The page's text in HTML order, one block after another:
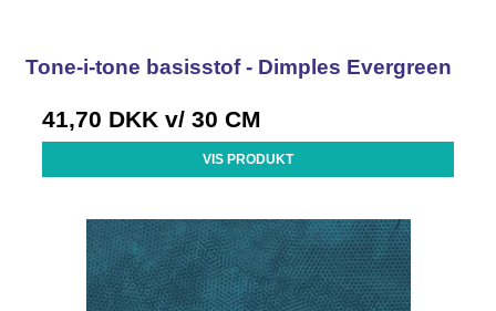
Tone-i-tone basisstof - Dimples Evergreen
41,70 DKK v/ 30 CM
VIS PRODUKT